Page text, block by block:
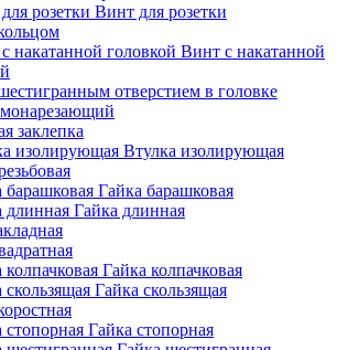
Винт для розетки
Винт с накатанной
отверстием в головке
заклепка
Втулка изолирующая
Гайка барашковая
Гайка длинная
Гайка колпачковая
Гайка скользящая
Гайка стопорная